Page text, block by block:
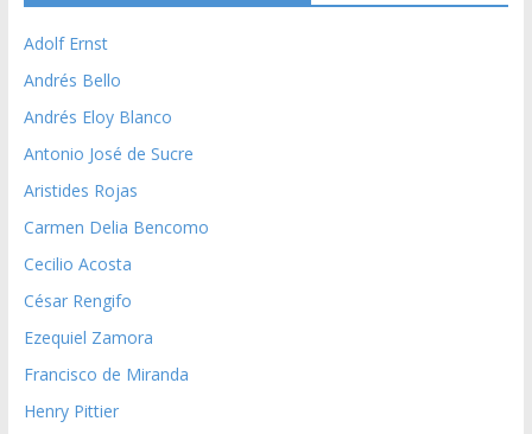
Adolf Ernst
Andrés Bello
Andrés Eloy Blanco
Antonio José de Sucre
Aristides Rojas
Carmen Delia Bencomo
Cecilio Acosta
César Rengifo
Ezequiel Zamora
Francisco de Miranda
Henry Pittier